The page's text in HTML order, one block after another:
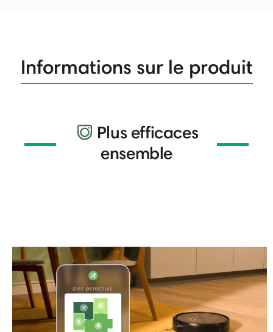
Informations sur le produit
Plus efficaces
ensemble